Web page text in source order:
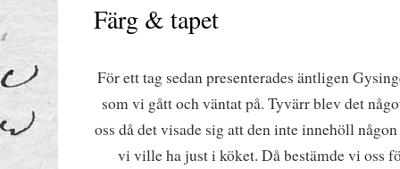
Färg & tapet
För ett tag sedan presenterades äntligen
som vi gått och väntat på. Tyvärr blev det
oss då det visade sig att den inte innehöll
vi ville ha just i köket. Då bestämde vi oss